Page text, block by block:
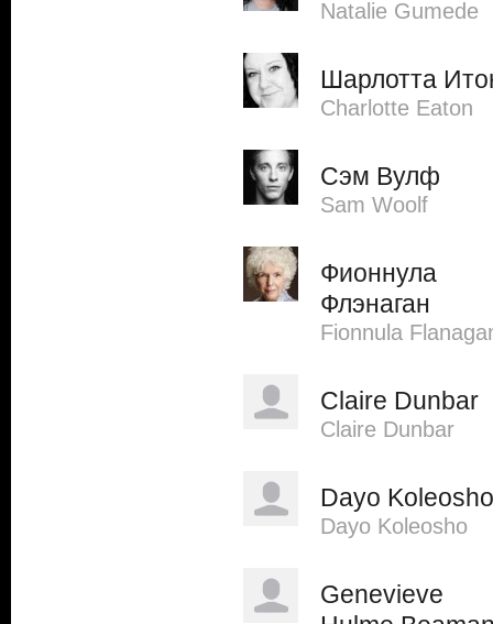
Natalie Gumede
Шарлотта
Charlotte Eaton
Сэм Вулф
Sam Woolf
Фионнула
Флэнаган
Fionnula
Claire Dunbar
Claire Dunbar
Dayo Koleosho
Dayo Koleosho
Genevieve